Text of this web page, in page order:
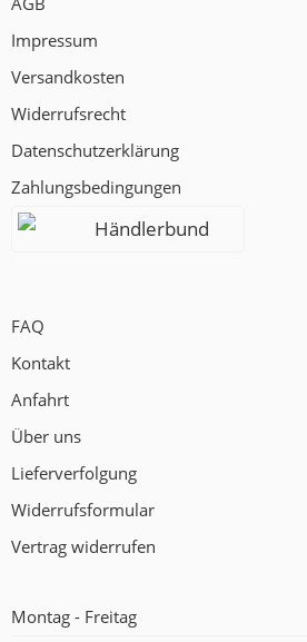
Impressum
Versandkosten
Widerrufsrecht
Datenschutzerklärung
Zahlungsbedingungen
Händlerbund
FAQ
Kontakt
Anfahrt
Über uns
Lieferverfolgung
Widerrufsformular
Vertrag widerrufen
Montag - Freitag